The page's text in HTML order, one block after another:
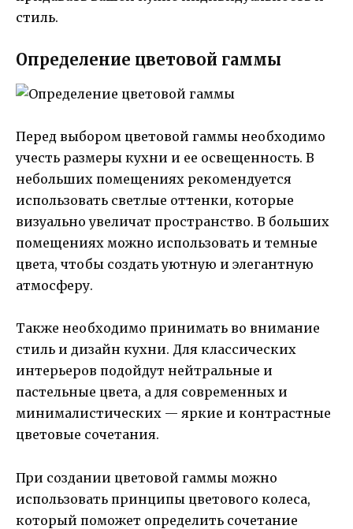
стиль.
Определение цветовой гаммы
Перед выбором цветовой гаммы необходимо
учесть размеры кухни и ее освещенность. В
небольших помещениях рекомендуется
использовать светлые оттенки, которые
визуально увеличат пространство. В больших
помещениях можно использовать и темные
цвета, чтобы создать уютную и элегантную
атмосферу.
Также необходимо принимать во внимание
стиль и дизайн кухни. Для классических
интерьеров подойдут нейтральные и
пастельные цвета, а для современных и
минималистических — яркие и контрастные
цветовые сочетания.
При создании цветовой гаммы можно
использовать принципы цветового колеса,
который поможет определить сочетание